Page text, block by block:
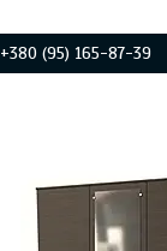
+380 (95) 165-87-39